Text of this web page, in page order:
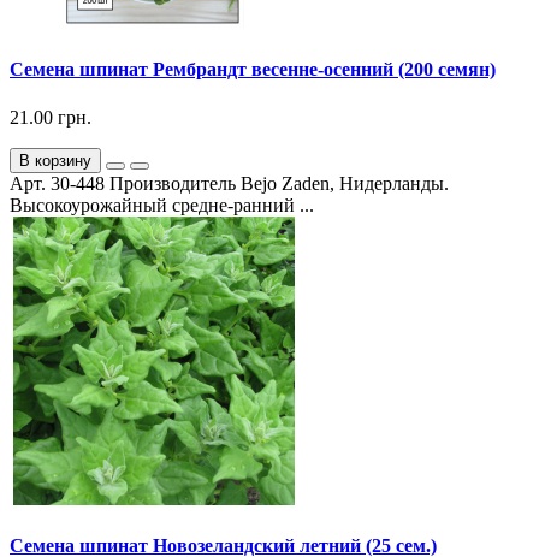
Семена шпинат Рембрандт весенне-осенний (200 семян)
21.00 грн.
В корзину
Арт. 30-448 Производитель Bejo Zaden, Нидерланды.
Высокоурожайный средне-ранний ...
Семена шпинат Новозеландский летний (25 сем.)